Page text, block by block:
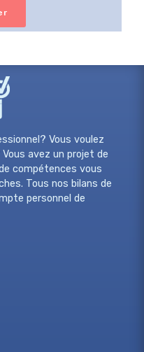
Vous voulez
avez un projet de
compétences vous
Tous nos bilans de
personnel de